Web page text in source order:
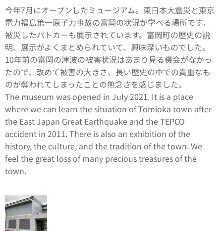
今年7月にオープンしたミュージアム。東日本大震災と東京
電力福島第一原子力事故の富岡の状況が学べる場所です。
被災したパトカーも展示されています。富岡町の歴史の説
明、展示がよくまとめられていて、興味深いものでした。
10年前の富岡の津波の被害状況はあまり見る機会がなかっ
たので、改めて被害の大きさ、長い歴史の中での貴重なも
のが奪われてしまったことの無念さを感じました。
The museum was opened in July 2021. It is a place
where we can learn the situation of Tomioka town after
the East Japan Great Earthquake and the TEPCO
accident in 2011. There is also an exhibition of the
history, the culture, and the tradition of the town. We
feel the great loss of many precious treasures of the
town.